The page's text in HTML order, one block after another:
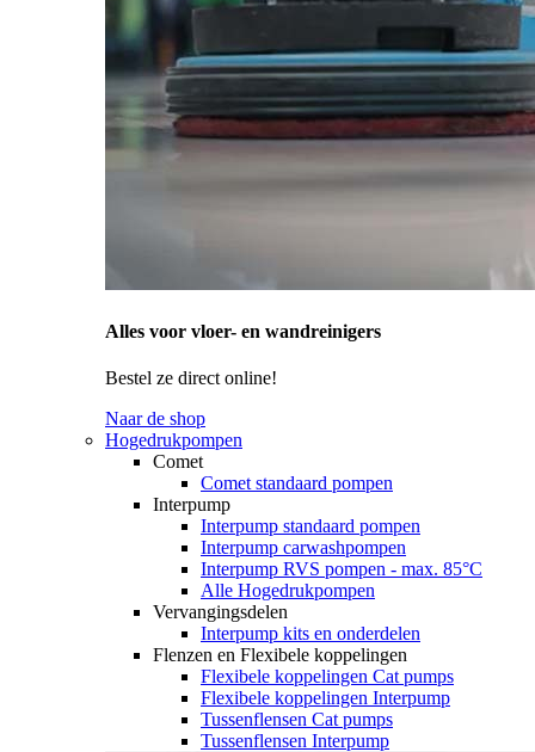
Alles voor vloer- en wandreinigers
Bestel ze direct online!
Naar de shop
Hogedrukpompen
Comet
Comet standaard pompen
Interpump
Interpump standaard pompen
Interpump carwashpompen
Interpump RVS pompen - max. 85°C
Alle Hogedrukpompen
Vervangingsdelen
Interpump kits en onderdelen
Flenzen en Flexibele koppelingen
Flexibele koppelingen Cat pumps
Flexibele koppelingen Interpump
Tussenflensen Cat pumps
Tussenflensen Interpump